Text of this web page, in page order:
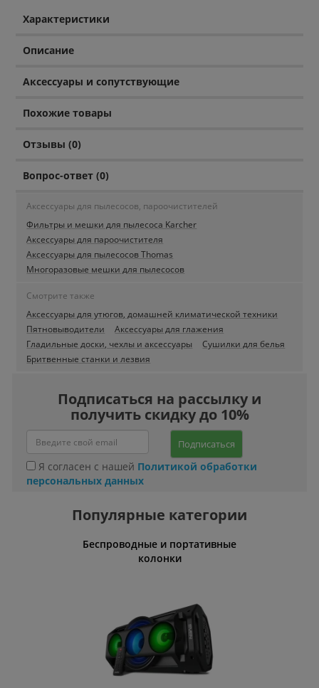
Характеристики
Описание
Аксессуары и сопутствующие
Похожие товары
Отзывы (0)
Вопрос-ответ (0)
Аксессуары для пылесосов, пароочистителей
Фильтры и мешки для пылесоса Karcher
Аксессуары для пароочистителя
Аксессуары для пылесосов Thomas
Многоразовые мешки для пылесосов
Смотрите также
Аксессуары для утюгов, домашней климатической техники
Пятновыводители
Аксессуары для глажения
Гладильные доски, чехлы и аксессуары
Сушилки для белья
Бритвенные станки и лезвия
Подписаться на рассылку и
получить скидку до 10%
Подписаться
Я согласен с нашей Политикой обработки
персональных данных
Популярные категории
Беспроводные и портативные
колонки